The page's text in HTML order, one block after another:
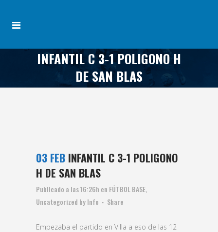
INFANTIL C 3-1 POLIGONO H
DE SAN BLAS
03 FEB INFANTIL C 3-1 POLIGONO
H DE SAN BLAS
Publicado a las 16:26h en FÚTBOL BASE
Uncategorized byInfo Share
Empezaba el partido en Villa a eso de las 12